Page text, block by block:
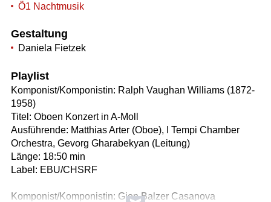
Ö1 Nachtmusik
Gestaltung
Daniela Fietzek
Playlist
Komponist/Komponistin: Ralph Vaughan Williams (1872-
1958)
Titel: Oboen Konzert in A-Moll
Ausführende: Matthias Arter (Oboe), I Tempi Chamber
Orchestra, Gevorg Gharabekyan (Leitung)
Länge: 18:50 min
Label: EBU/CHSRF
Komponist/Komponistin: Gion Balzer Casanova